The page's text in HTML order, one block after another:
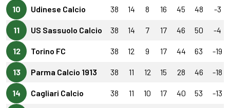
10 Udinese Calcio 38 14 8 16 45 48 -3
11 US Sassuolo Calcio 38 14 7 17 46 50 -4
12 Torino FC 38 12 9 17 44 63 -19
13 Parma Calcio 1913 38 11 12 15 28 46 -18
14 Cagliari Calcio 38 11 10 17 40 53 -13